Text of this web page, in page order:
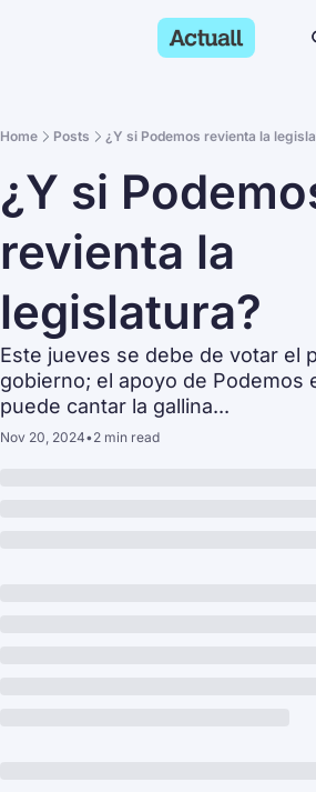
Home Posts ¿Y si Podemos revienta la
¿Y si
revienta la
legislatura?
Este jueves se debe de votar el
gobierno; el apoyo de Podemos
puede cantar la gallina...
Nov 20, 2024•2 min read